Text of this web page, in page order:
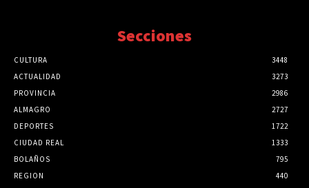
Secciones
CULTURA
3448
ACTUALIDAD
3273
PROVINCIA
2986
ALMAGRO
2727
DEPORTES
1722
CIUDAD REAL
1333
BOLAÑOS
795
REGION
440